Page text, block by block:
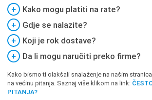
+
Kako mogu platiti na rate?
+
Gdje se nalazite?
+
Koji je rok dostave?
+
Da li mogu naručiti preko firme?
Kako bismo ti olakšali snalaženje na našim
na većinu pitanja. Saznaj više klikom na link:
PITANJA?